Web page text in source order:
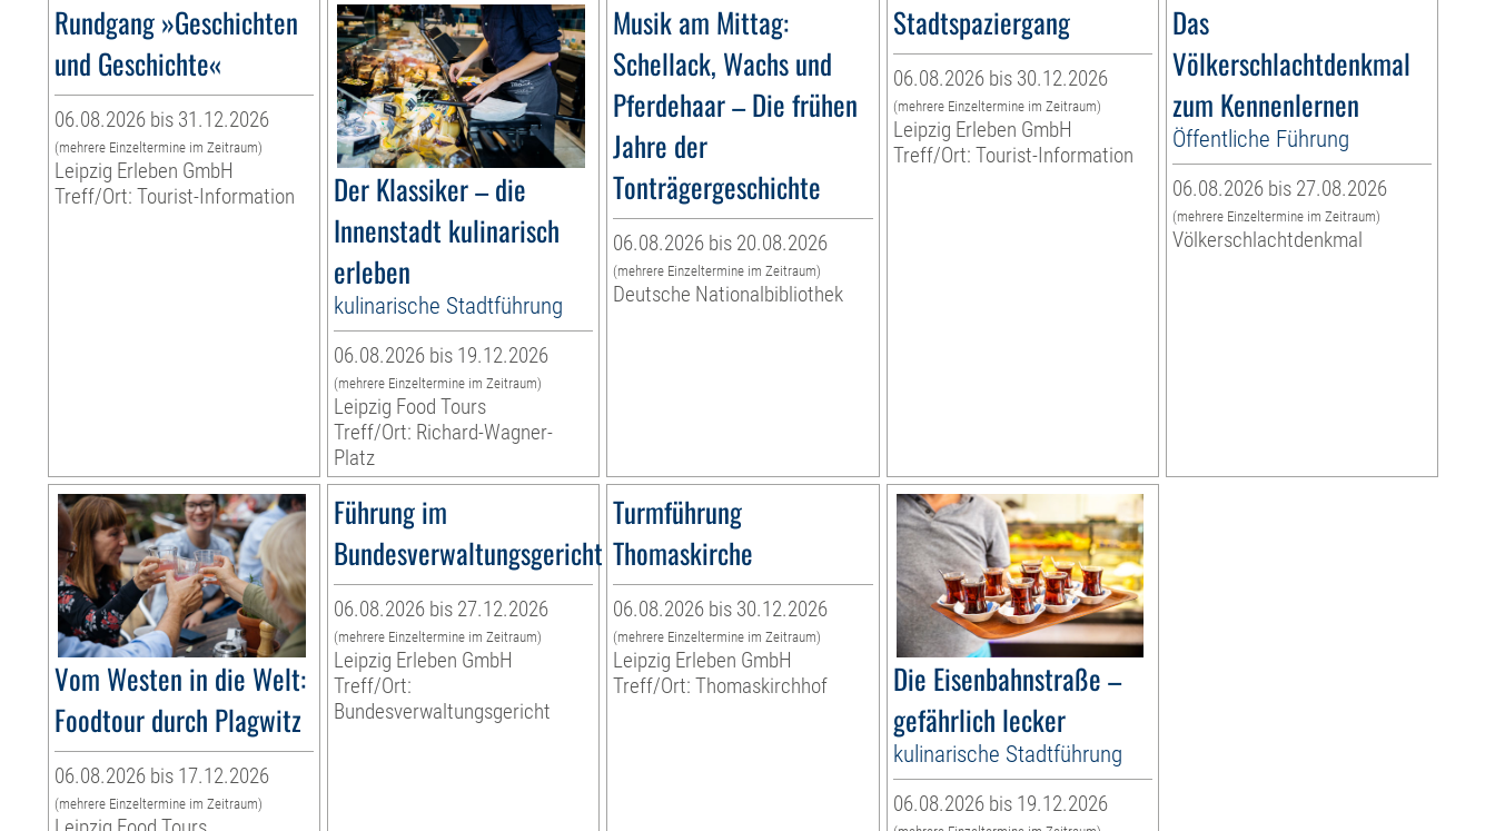
Rundgang »Geschichten
und Geschichte«
06.08.2026 bis 31.12.2026
(mehrere Einzeltermine im Zeitraum)
Leipzig Erleben GmbH
Treff/Ort: Tourist-Information
Der Klassiker – die
Innenstadt kulinarisch
erleben
kulinarische Stadtführung
06.08.2026 bis 19.12.2026
(mehrere Einzeltermine im Zeitraum)
Leipzig Food Tours
Treff/Ort: Richard-Wagner-
Platz
Musik am Mittag:
Schellack, Wachs und
Pferdehaar – Die frühen
Jahre der
Tonträgergeschichte
06.08.2026 bis 20.08.2026
(mehrere Einzeltermine im Zeitraum)
Deutsche Nationalbibliothek
Stadtspaziergang
06.08.2026 bis 30.12.2026
(mehrere Einzeltermine im Zeitraum)
Leipzig Erleben GmbH
Treff/Ort: Tourist-Information
Das
Völkerschlachtdenkmal
zum Kennenlernen
Öffentliche Führung
06.08.2026 bis 27.08.2026
(mehrere Einzeltermine im Zeitraum)
Völkerschlachtdenkmal
Vom Westen in die Welt:
Foodtour durch Plagwitz
06.08.2026 bis 17.12.2026
(mehrere Einzeltermine im Zeitraum)
Führung im
Bundesverwaltungsgericht
06.08.2026 bis 27.12.2026
(mehrere Einzeltermine im Zeitraum)
Leipzig Erleben GmbH
Treff/Ort:
Bundesverwaltungsgericht
Turmführung
Thomaskirche
06.08.2026 bis 30.12.2026
(mehrere Einzeltermine im Zeitraum)
Leipzig Erleben GmbH
Treff/Ort: Thomaskirchhof
Die Eisenbahnstraße –
gefährlich lecker
kulinarische Stadtführung
06.08.2026 bis 19.12.2026